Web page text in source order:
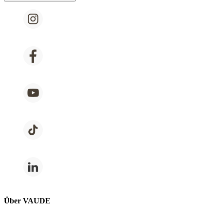
Über VAUDE